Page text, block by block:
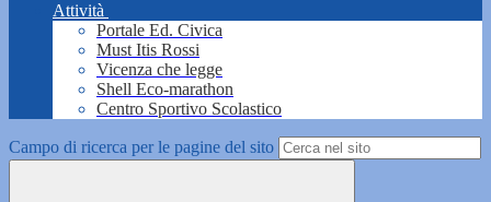
Attività
Portale Ed. Civica
Must Itis Rossi
Vicenza che legge
Shell Eco-marathon
Centro Sportivo Scolastico
Campo di ricerca per le pagine del sito